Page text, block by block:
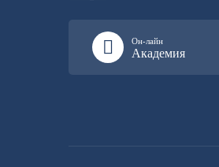
Он-лайн
Академия